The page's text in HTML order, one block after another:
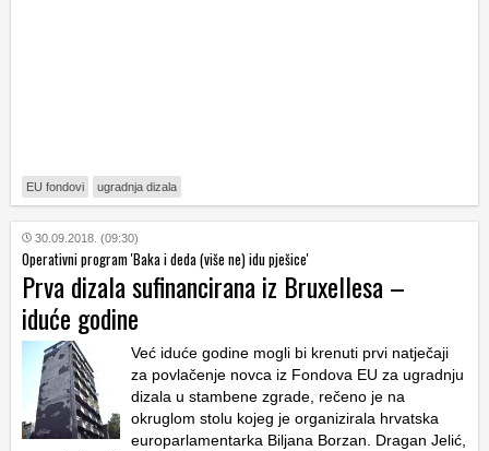
EU fondovi ugradnja dizala
30.09.2018. (09:30)
Operativni program 'Baka i deda (više ne) idu pješice'
Prva dizala sufinancirana iz Bruxellesa –
iduće godine
Već iduće godine mogli bi krenuti prvi natječaji
za povlačenje novca iz Fondova EU za ugradnju
dizala u stambene zgrade, rečeno je na
okruglom stolu kojeg je organizirala hrvatska
europarlamentarka Biljana Borzan. Dragan Jelić,